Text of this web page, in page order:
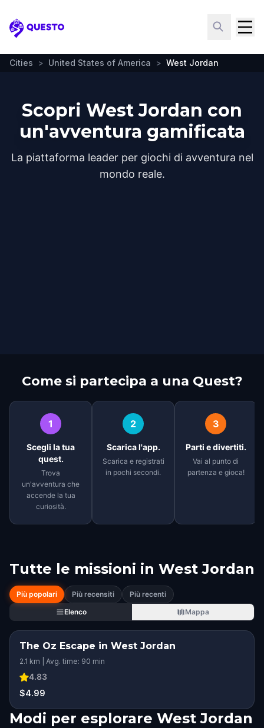
Questo
Cities > United States of America > West Jordan
Scopri West Jordan con
un'avventura gamificata
La piattaforma leader per giochi di avventura nel
mondo reale.
Come si partecipa a una Quest?
1
Scegli la tua
quest.
Trova
un'avventura che
accende la tua
curiosità.
2
Scarica l'app.
Scarica e registrati
in pochi secondi.
3
Parti e divertiti.
Vai al punto di
partenza e gioca!
Tutte le missioni in West Jordan
Più popolari Più recensiti
Più recenti
Elenco
Mappa
The Oz Escape in West Jordan
2.1 km | Avg. time: 90 min
4.83
$4.99
Modi per esplorare West Jordan